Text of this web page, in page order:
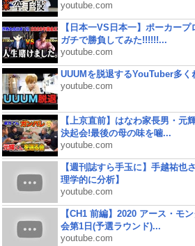
youtube.com
【日本一VS日本一】ポーカー
ガチで勝負してみた!!!!!!...
youtube.com
UUUMを脱退するYouTuber多く
youtube.com
【上京直前】はなわ家長男・元
決起会!最後の母の味を噛...
youtube.com
【週刊誌すら手玉に】手越祐也
理学的に分析】
youtube.com
【CH1 前編】2020 アース・モ
会第1日(予選ラウンド)...
youtube.com